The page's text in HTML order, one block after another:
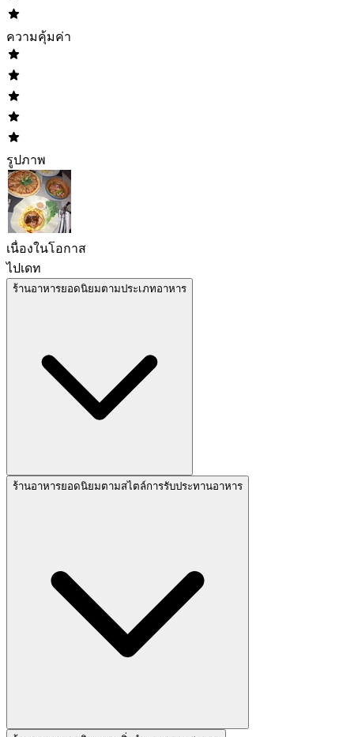
ความคุ้มค่า
รูปภาพ
เนื่องในโอกาส
ไปเดท
ร้านอาหารยอดนิยมตามประเภทอาหาร
ร้านอาหารยอดนิยมตามสไตล์การรับประทานอาหาร